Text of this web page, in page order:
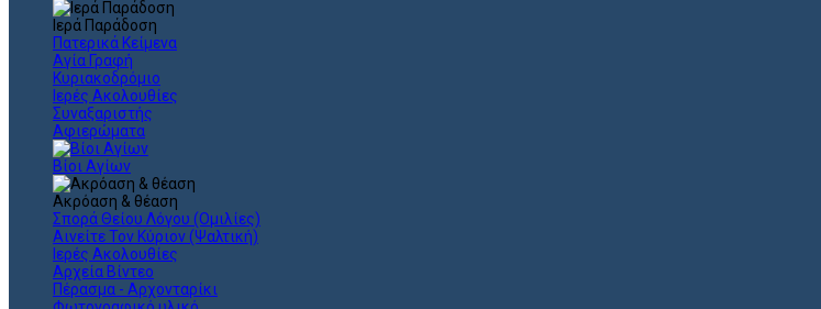
Ιερά Παράδοση
Πατερικά Κείμενα
Αγία Γραφή
Κυριακοδρόμιο
Ιερές Ακολουθίες
Συναξαριστής
Αφιερώματα
Βίοι Αγίων
Ακρόαση & θέαση
Σπορά Θείου Λόγου (Ομιλίες)
Αινείτε Τον Κύριον (Ψαλτική)
Ιερές Ακολουθίες
Αρχεία Βίντεο
Πέρασμα - Αρχονταρίκι